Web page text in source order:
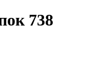
738